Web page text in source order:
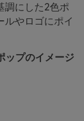
調にした2色ポ
ルやロゴにポイ
ップのイメージ